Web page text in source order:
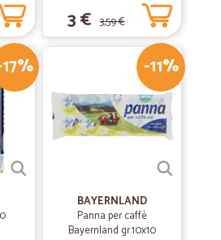
3 € 3,59 €
-11%
BAYERNLAND
Panna per caffè
Bayernland gr.10x10